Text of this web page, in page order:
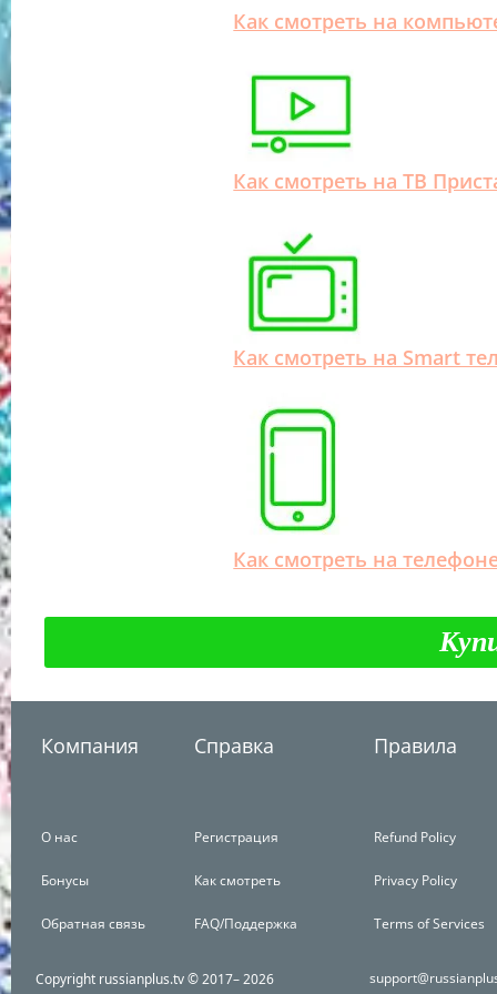
Как смотреть на
Как смотреть на ТВ
Как смотреть на Smart
Как смотреть на
Компания
О нас
Бонусы
Обратная связь
Справка
Регистрация
Как смотреть
FAQ/Поддержка
Правила
Refund Policy
Privacy Policy
Terms of Services
Copyright russianplus.tv © 2017–2026